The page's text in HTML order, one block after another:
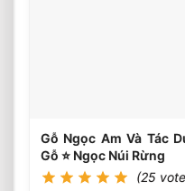
Tân
Lập,
Đan
Phượng
Gỗ Ngọc Am Và Tác
Gỗ ⭐️ Ngọc Núi Rừng
(25